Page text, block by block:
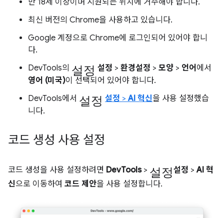
만 18세 이상이며 지원되는 위치에 거주해야 합니다.
최신 버전의 Chrome을 사용하고 있습니다.
Google 계정으로 Chrome에 로그인되어 있어야 합니
다.
DevTools의 설정 설정 > 환경설정 > 모양 > 언어 에서
영어 (미국)이 선택되어 있어야 합니다.
DevTools에서 설정 설정 >AI 혁신을 사용 설정했습
니다.
코드 생성 사용 설정
코드 생성을 사용 설정하려면 DevTools> 설정설정 >AI 혁
신으로 이동하여 코드 제안을 사용 설정합니다.